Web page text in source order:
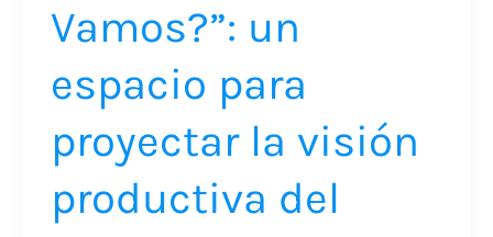
Vamos?”: un
espacio para
proyectar la visión
productiva del
visión
productiva
del
la
ganadería